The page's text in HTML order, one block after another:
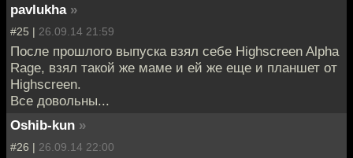
pavlukha »
#25 | 26.09.14 21:59
После прошлого выпуска взял себе Highscreen Alpha
Rage, взял такой же маме и ей же еще и планшет от
Highscreen.
Все довольны...
Oshib-kun »
#26 | 26.09.14 22:00